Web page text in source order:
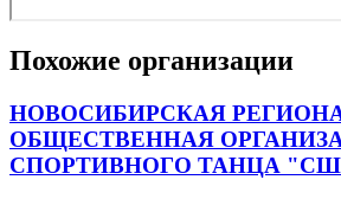
Похожие организации
НОВОСИБИРСКАЯ
ОБЩЕСТВЕННАЯ
СПОРТИВНОГО ТАНЦА "СШ